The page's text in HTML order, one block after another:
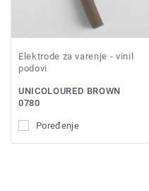
Elektrode za varenje - vinil
podovi
UNICOLOURED BROWN
0780
Poređenje